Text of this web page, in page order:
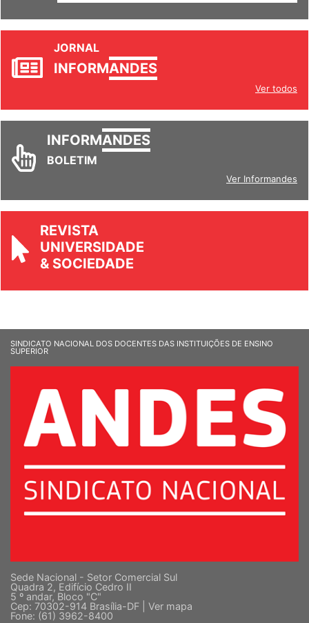
JORNAL
INFORMANDES
Ver todos
INFORMANDES
BOLETIM
Ver Informandes
REVISTA
UNIVERSIDADE
& SOCIEDADE
SINDICATO NACIONAL DOS DOCENTES DAS INSTITUIÇÕES DE ENSINO
SUPERIOR
Sede Nacional - Setor Comercial Sul
Quadra 2, Edifício Cedro II
5 º andar, Bloco "C"
Cep: 70302-914 Brasília-DF | Ver mapa
Fone: (61) 3962-8400